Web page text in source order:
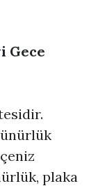
Gece
plaka